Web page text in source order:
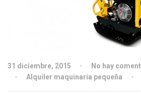
31 diciembre, 2015 No hay
Alquiler maquinaria pequeña